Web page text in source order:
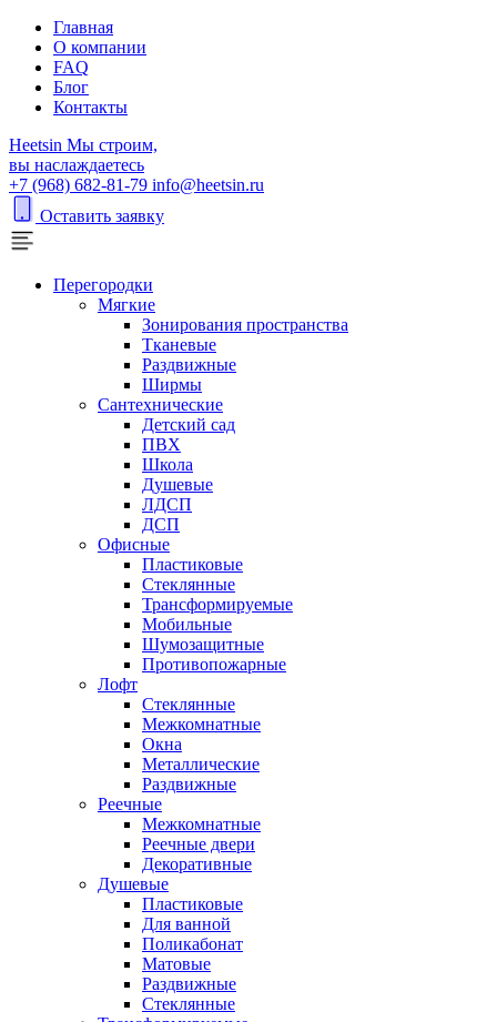
Главная
О компании
FAQ
Блог
Контакты
Heetsin Мы строим,
вы наслаждаетесь
+7 (968) 682-81-79 info@heetsin.ru
Оставить заявку
Перегородки
Мягкие
Зонирования пространства
Тканевые
Раздвижные
Ширмы
Сантехнические
Детский сад
ПВХ
Школа
Душевые
ЛДСП
ДСП
Офисные
Пластиковые
Стеклянные
Трансформируемые
Мобильные
Шумозащитные
Противопожарные
Лофт
Стеклянные
Межкомнатные
Окна
Металлические
Раздвижные
Реечные
Межкомнатные
Реечные двери
Декоративные
Душевые
Пластиковые
Для ванной
Поликабонат
Матовые
Раздвижные
Стеклянные